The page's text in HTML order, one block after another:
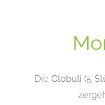
Die Globuli (5